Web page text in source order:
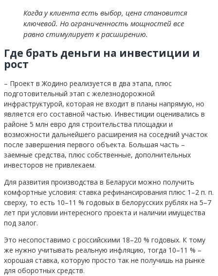
Когда у клиента есть выбор, цена становится
ключевой. Но ограниченность мощностей все
равно стимулирует к расширению.
Где брать деньги на инвестиции и
рост
– Проект в Жодино реализуется в два этапа, плюс
подготовительный этап с железнодорожной
инфраструктурой, которая не входит в планы напрямую, но
является его составной частью. Инвестиции оценивались в
районе 5 млн евро для строительства площадки и
возможности дальнейшего расширения на соседний участок
после завершения первого объекта. Большая часть –
заемные средства, плюс собственные, дополнительных
инвесторов не привлекаем.
Для развития производства в Беларуси можно получить
комфортные условия: ставка рефинансирования плюс 1–2 п. п.
сверху, то есть 10–11 % годовых в белорусских рублях на 5–7
лет при условии интересного проекта и наличии имущества
под залог.
Это несопоставимо с российскими 18–20 % годовых. К тому
же нужно учитывать реальную инфляцию, тогда 10–11 % –
хорошая ставка, которую просто так не получишь на рынке
для оборотных средств.